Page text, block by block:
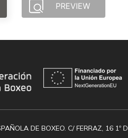
PREVIEW
DE BOXEO. C/ FERRAZ, 16